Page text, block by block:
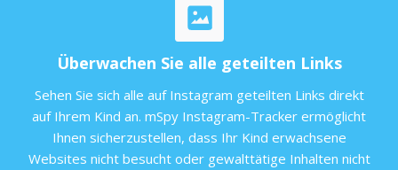
Überwachen Sie alle geteilten Links
Sehen Sie sich alle auf Instagram geteilten Links direkt
auf Ihrem Kind an. mSpy Instagram-Tracker ermöglicht
Ihnen sicherzustellen, dass Ihr Kind erwachsene
Websites nicht besucht oder gewalttätige Inhalten nicht